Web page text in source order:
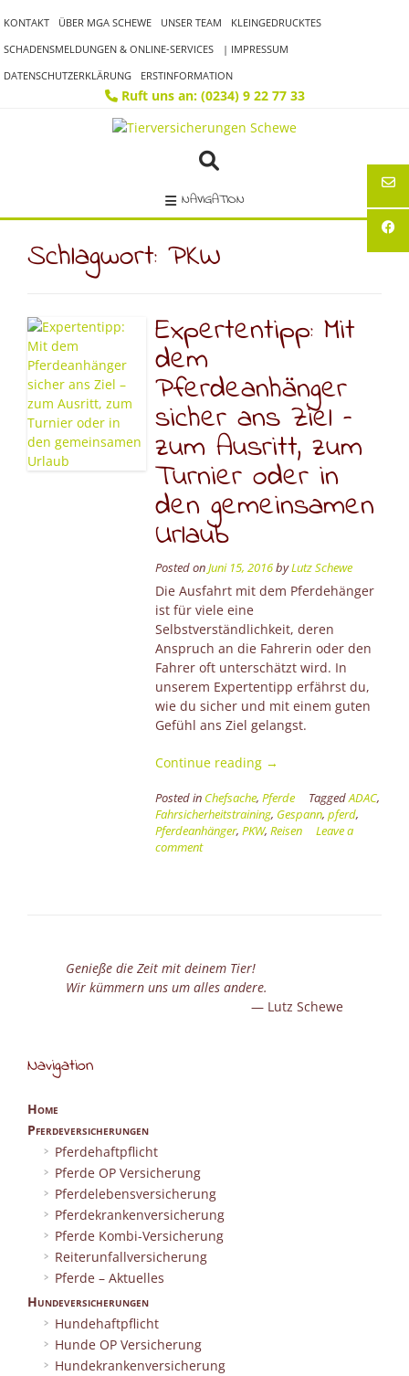
to
content
KONTAKT ÜBER MGA SCHEWE UNSER TEAM
KLEINGEDRUCKTES
SCHADENSMELDUNGEN & ONLINE-SERVICES
| IMPRESSUM
DATENSCHUTZERKLÄRUNG
ERSTINFORMATION
Ruft uns an: (0234) 9 22 77 33
NAVIGATION
Schlagwort: PKW
Expertentipp: Mit
dem
Pferdeanhänger
sicher ans Ziel –
zum Ausritt, zum
Turnier oder in
den gemeinsamen
Urlaub
Posted onJuni 15, 2016byLutz Schewe
Die Ausfahrt mit dem Pferdehänger
ist für viele eine
Selbstverständlichkeit, deren
Anspruch an die Fahrerin oder den
Fahrer oft unterschätzt wird. In
unserem Expertentipp erfährst du,
wie du sicher und mit einem guten
Gefühl ans Ziel gelangst.
Continue reading “Expertentipp:
dem
Pferdeanhänger
sicher
oder
in
→
Posted in Chefsache, Pferde TaggedADAC,
Fahrsicherheitstraining, Gespann, pferd,
Pferdeanhänger, PKW, Reisen
Leave a
comment
Genieße die Zeit mit deinem Tier!
Wir kümmern uns um alles andere.
Lutz Schewe
Navigation
Home
Pferdeversicherungen
Pferdehaftpflicht
Pferde OP Versicherung
Pferdelebensversicherung
Pferdekrankenversicherung
Pferde Kombi-Versicherung
Reiterunfallversicherung
Pferde – Aktuelles
Hundeversicherungen
Hundehaftpflicht
Hunde OP Versicherung
Hundekrankenversicherung